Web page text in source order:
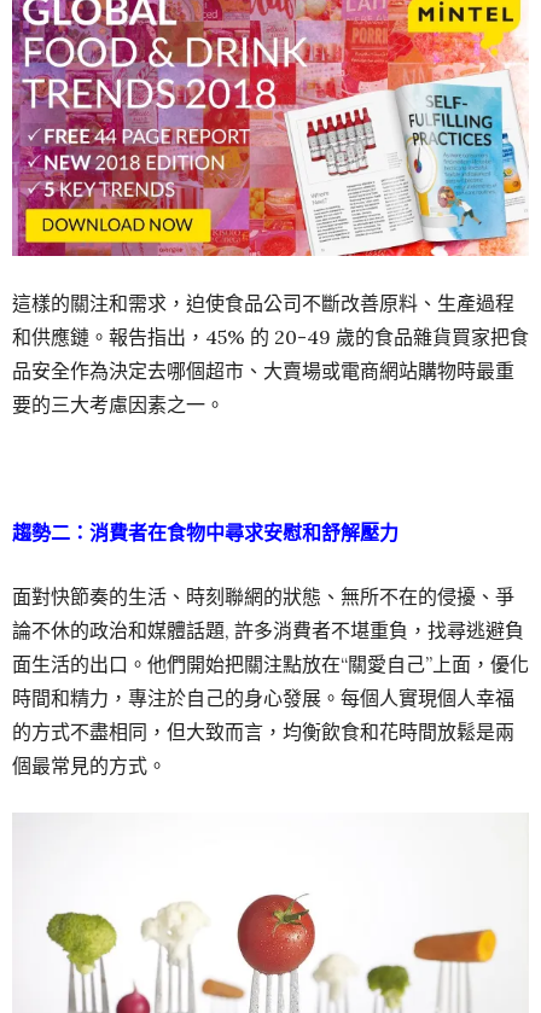
這樣的關注和需求，迫使食品公司不斷改善原料、生產過程
和供應鏈。報告指出，45% 的 20-49 歲的食品雜貨買家把食
品安全作為決定去哪個超市、大賣場或電商網站購物時最重
要的三大考慮因素之一。
趨勢二：消費者在食物中尋求安慰和舒解壓力
面對快節奏的生活、時刻聯網的狀態、無所不在的侵擾、爭
論不休的政治和媒體話題, 許多消費者不堪重負，找尋逃避負
面生活的出口。他們開始把關注點放在“關愛自己”上面，優化
時間和精力，專注於自己的身心發展。每個人實現個人幸福
的方式不盡相同，但大致而言，均衡飲食和花時間放鬆是兩
個最常見的方式。